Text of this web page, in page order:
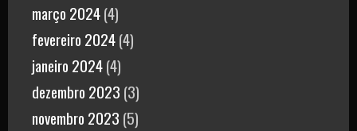
março 2024(4)
fevereiro 2024(4)
janeiro 2024(4)
dezembro 2023 (3)
novembro 2023 (5)